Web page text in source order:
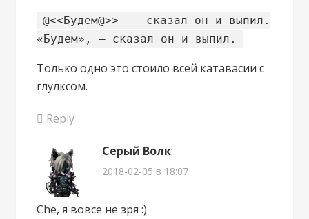
@<<Будем@>> -- сказал он и выпил.
«Будем», — сказал он и выпил.
Только одно это стоило всей катавасии с
глулксом.
Reply
Серый Волк:
2018-02-05 в 18:07
Che, я вовсе не зря :)